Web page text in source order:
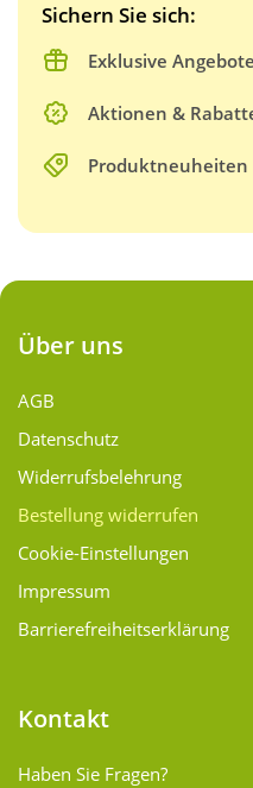
Sichern Sie sich:
Exklusive
Aktionen &
Produktneuheiten
Über uns
AGB
Datenschutz
Widerrufsbelehrung
Bestellung widerrufen
Cookie-Einstellungen
Impressum
Barrierefreiheitserklärung
Kontakt
Haben Sie Fragen?